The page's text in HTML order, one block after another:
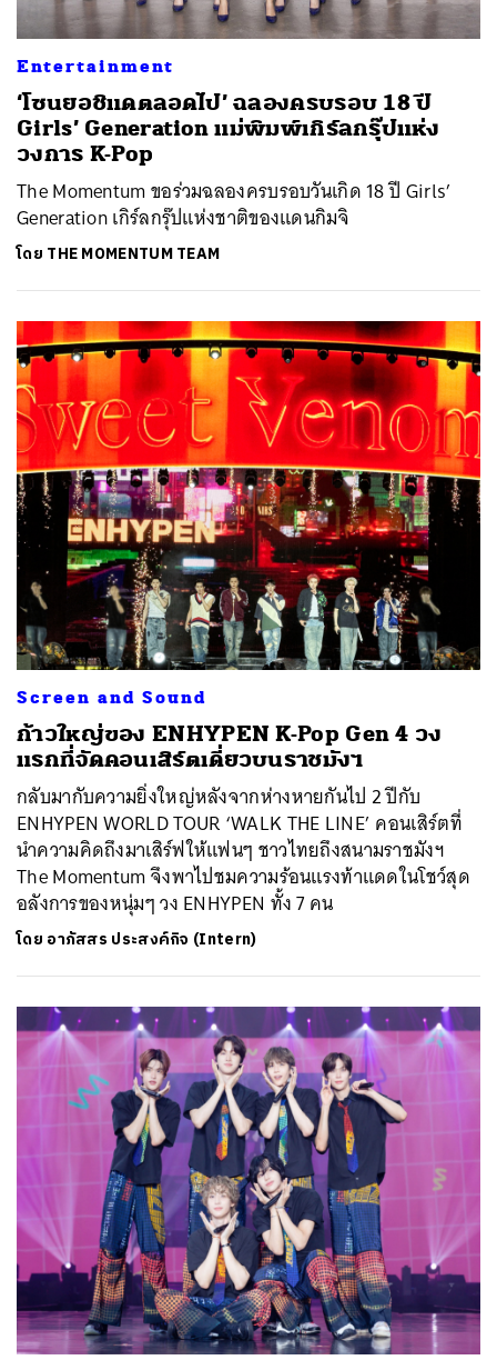
Entertainment
‘โซนยอชิแดตลอดไป’ ฉลองครบรอบ 18 ปี
Girls’ Generation แม่พิมพ์เกิร์ลกรุ๊ปแห่ง
วงการ K-Pop
The Momentum ขอร่วมฉลองครบรอบวันเกิด 18 ปี Girls’
Generation เกิร์ลกรุ๊ปแห่งชาติของแดนกิมจิ
โดย THE MOMENTUM TEAM
Screen and Sound
ก้าวใหญ่ของ ENHYPEN K-Pop Gen 4 วง
แรกที่จัดคอนเสิร์ตเดี่ยวบนราชมังฯ
กลับมากับความยิ่งใหญ่หลังจากห่างหายกันไป 2 ปีกับ
ENHYPEN WORLD TOUR ‘WALK THE LINE’ คอนเสิร์ตที่
นำความคิดถึงมาเสิร์ฟให้แฟนๆ ชาวไทยถึงสนามราชมังฯ
The Momentum จึงพาไปชมความร้อนแรงท้าแดดในโชว์สุด
อลังการของหนุ่มๆ วง ENHYPEN ทั้ง 7 คน
โดย อาภัสสร ประสงค์กิจ (Intern)